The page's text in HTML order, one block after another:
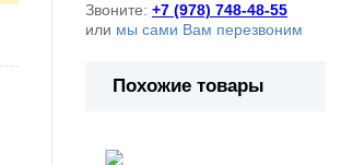
Звоните: +7 (978) 748-48-55
или мы сами Вам перезвоним
Похожие товары